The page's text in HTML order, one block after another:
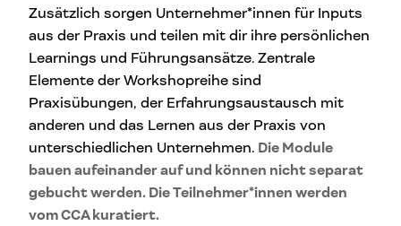
Zusätzlich sorgen Unternehmer*innen für Inputs
aus der Praxis und teilen mit dir ihre persönlichen
Learnings und Führungsansätze. Zentrale
Elemente der Workshopreihe sind
Praxisübungen, der Erfahrungsaustausch mit
anderen und das Lernen aus der Praxis von
unterschiedlichen Unternehmen. Die Module
bauen aufeinander auf und können nicht separat
gebucht werden. Die Teilnehmer*innen werden
vom CCA kuratiert.